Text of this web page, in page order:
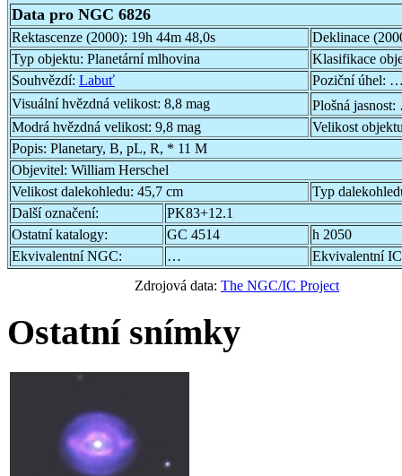
Data pro NGC 6826
Rektascenze (2000): 19h 44m 48,0s
Deklinace
Typ objektu: Planetární mlhovina
Klasifikace
Souhvězdí: Labuť Poziční úhel: …
Visuální hvězdná velikost: 8,8 mag Plošná jasnost:
Modrá hvězdná velikost: 9,8 mag
Velikost
Popis: Planetary, B, pL, R, * 11 M
Objevitel: William Herschel
Velikost dalekohledu: 45,7 cm
Typ
Další označení:
PK83+12.1
Ostatní katalogy:
GC 4514
h 2050
Ekvivalentní NGC:
…
Ekvivalentní
Zdrojová data: The NGC/IC Project
Ostatní snímky